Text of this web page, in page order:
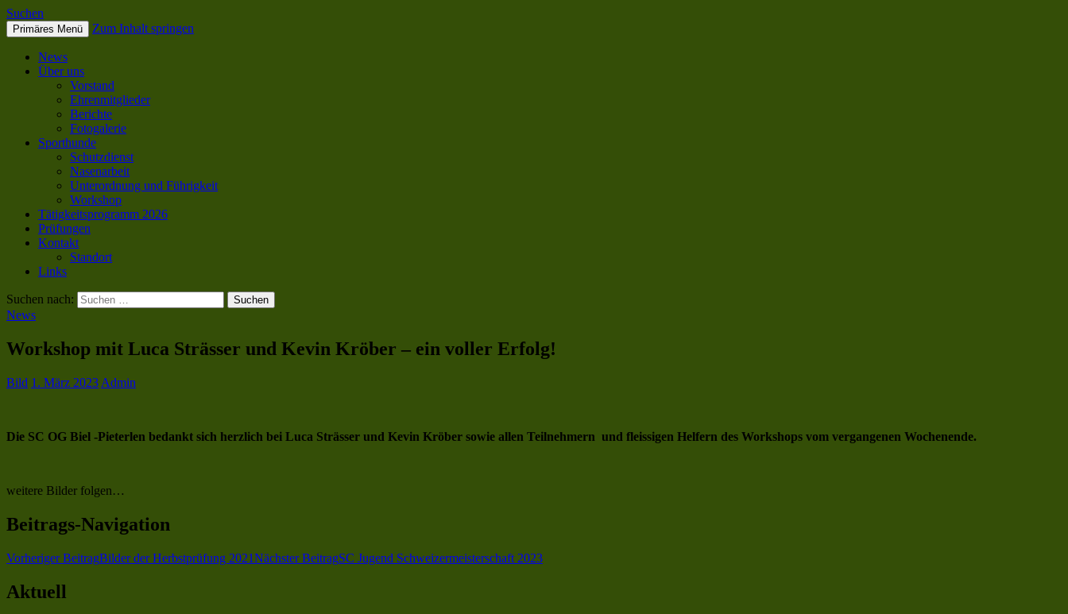
SC OG Biel-Pieterlen
Suchen
Primäres Menü Zum Inhalt springen
News
Über uns
Vorstand
Ehrenmitglieder
Berichte
Fotogalerie
Sporthunde
Schutzdienst
Nasenarbeit
Unterordnung und Führigkeit
Workshop
Tätigkeitsprogramm 2026
Prüfungen
Kontakt
Standort
Links
Suchen nach:
News
Workshop mit Luca Strässer und Kevin Kröber – ein voller Erfolg!
Bild 1. März 2023 Admin
Die SC OG Biel -Pieterlen bedankt sich herzlich bei Luca Strässer und Kevin Kröber sowie allen Teilnehmern und fleissigen Helfern des Workshops vom vergangenen Wochenende.
weitere Bilder folgen…
Beitrags-Navigation
Vorheriger BeitragBilder der Herbstprüfung 2021Nächster BeitragSC Jugend Schweizermeisterschaft 2023
Aktuell